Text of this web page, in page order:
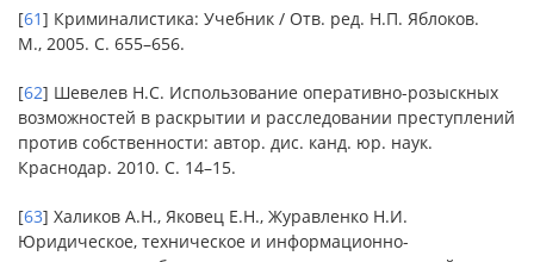
[61] Криминалистика: Учебник / Отв. ред. Н.П. Яблоков.
М., 2005. С. 655–656.
[62] Шевелев Н.С. Использование оперативно-розыскных
возможностей в раскрытии и расследовании преступлений
против собственности: автор. дис. канд. юр. наук.
Краснодар. 2010. С. 14–15.
[63] Халиков А.Н., Яковец Е.Н., Журавленко Н.И.
Юридическое, техническое и информационно-